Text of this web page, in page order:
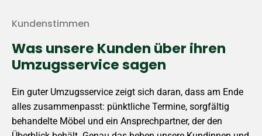
Kundenstimmen
Was unsere Kunden über ihren
Umzugsservice sagen
Ein guter Umzugsservice zeigt sich daran, dass am Ende
alles zusammenpasst: pünktliche Termine, sorgfältig
behandelte Möbel und ein Ansprechpartner, der den